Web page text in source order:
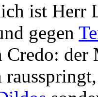
ist Herr
gegen
Credo: